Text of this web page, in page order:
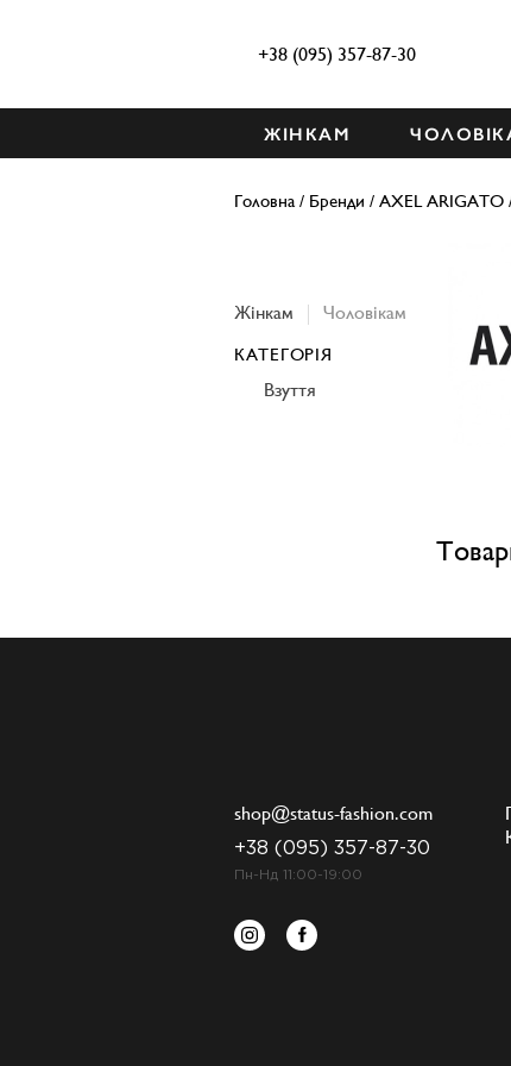
+38 (095) 357-87-30
ЖІНКАМ
Головна / Бренди / AXEL ARIGATO
Жінкам Чоловікам
КАТЕГОРІЯ
Взуття
shop@status-fashion.com
+38 (095) 357-87-30
Пн-Нд 11:00-19:00